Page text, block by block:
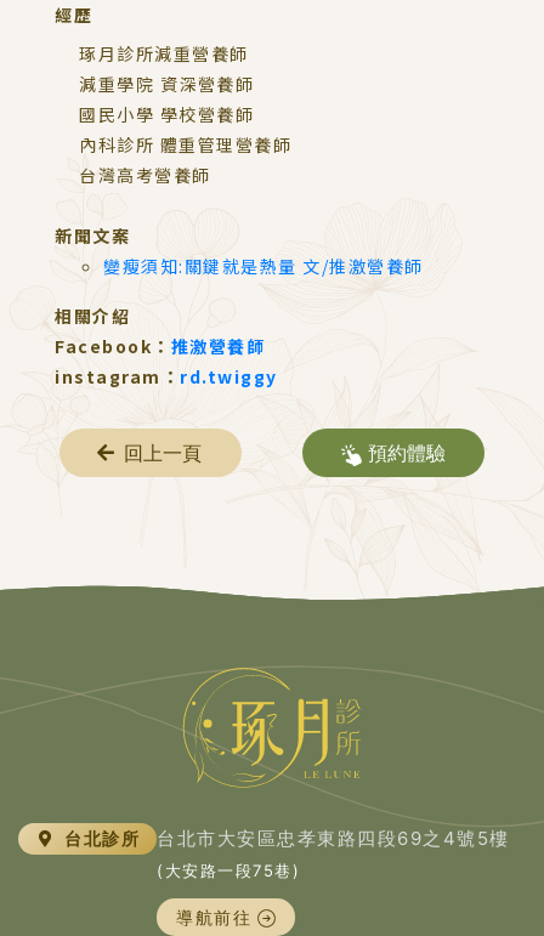
經歷
琢月診所減重營養師
減重學院 資深營養師
國民小學 學校營養師
內科診所 體重管理營養師
台灣高考營養師
新聞文案
變瘦須知:關鍵就是熱量 文/推激營養師
相關介紹
Facebook： 推激營養師
instagram： rd.twiggy
回上一頁 預約體驗
台北診所 台北市大安區忠孝東路四段69之4號5樓
(大安路一段75巷)
導航前往